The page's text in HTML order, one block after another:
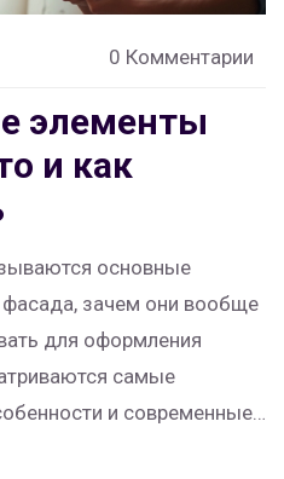
0 Комментарии
элементы
и как
основные
зачем они вообще
для оформления
самые
и современные
ошибки, которые часто